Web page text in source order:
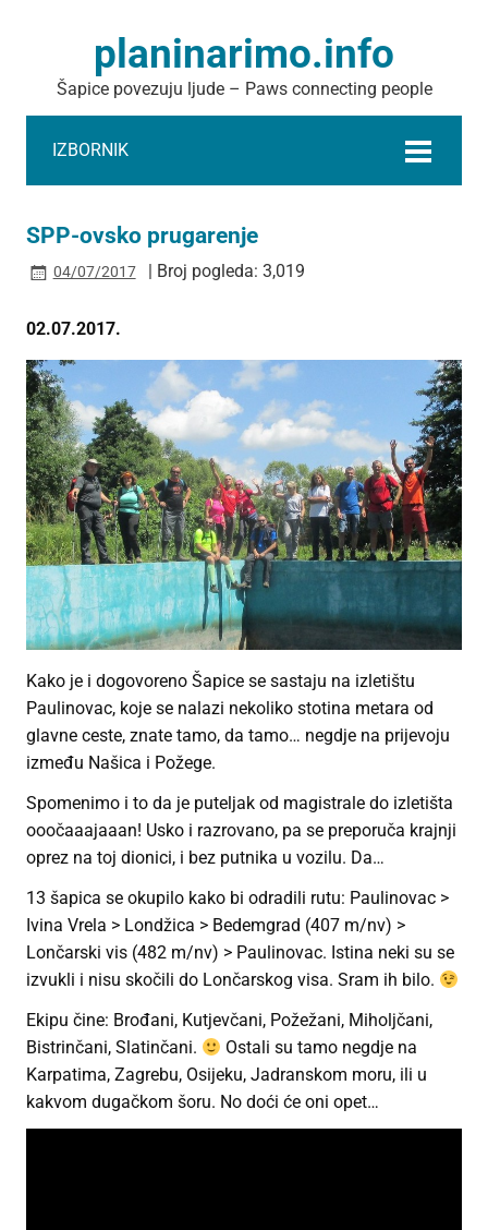
planinarimo.info
Šapice povezuju ljude – Paws connecting people
IZBORNIK
SPP-ovsko prugarenje
04/07/2017 | Broj pogleda: 3,019
02.07.2017.
Kako je i dogovoreno Šapice se sastaju na izletištu
Paulinovac, koje se nalazi nekoliko stotina metara od
glavne ceste, znate tamo, da tamo… negdje na prijevoju
između Našica i Požege.
Spomenimo i to da je puteljak od magistrale do izletišta
ooočaaajaaan! Usko i razrovano, pa se preporuča krajnji
oprez na toj dionici, i bez putnika u vozilu. Da…
13 šapica se okupilo kako bi odradili rutu: Paulinovac >
Ivina Vrela > Londžica > Bedemgrad (407 m/nv) >
Lončarski vis (482 m/nv) > Paulinovac. Istina neki su se
izvukli i nisu skočili do Lončarskog visa. Sram ih bilo.
Ekipu čine: Brođani, Kutjevčani, Požežani, Miholjčani,
Bistrinčani, Slatinčani.
Ostali su tamo negdje na
Karpatima, Zagrebu, Osijeku, Jadranskom moru, ili u
kakvom dugačkom šoru. No doći će oni opet…